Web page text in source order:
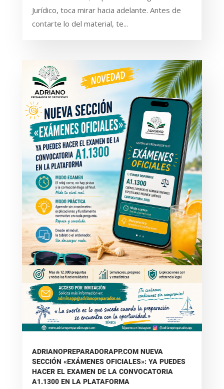
Jurídico, toca mirar hacia adelante. Antes de
contarte lo del material, te...
ADRIANOPREPARADORAPP.COM NUEVA
SECCIÓN «EXÁMENES OFICIALES»: YA PUEDES
HACER EL EXAMEN DE LA CONVOCATORIA
A1.1300 EN LA PLATAFORMA